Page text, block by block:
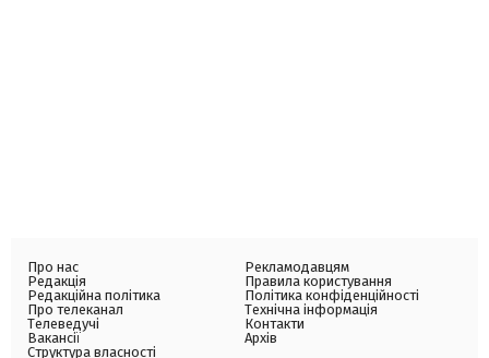
Про нас
Редакція
Редакційна політика
Про телеканал
Телеведучі
Вакансії
Структура власності
Рекламодавцям
Правила користування
Політика конфіденційності
Технічна інформація
Контакти
Архів